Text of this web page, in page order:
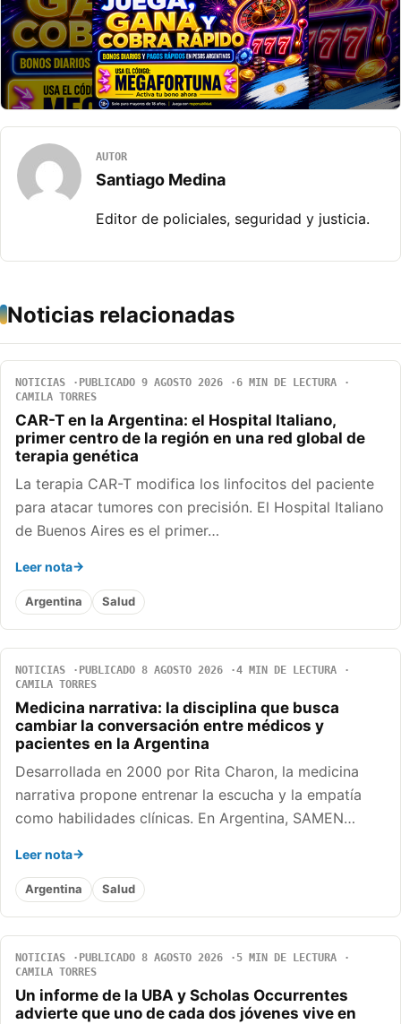
AUTOR
Santiago Medina
Editor de policiales, seguridad y justicia.
Noticias relacionadas
NOTICIAS PUBLICADO 9 AGOSTO 2026
6 MIN DE LECTURA
CAMILA TORRES
CAR-T en la Argentina: el Hospital Italiano,
primer centro de la región en una red global de
terapia genética
La terapia CAR-T modifica los linfocitos del paciente
para atacar tumores con precisión. El Hospital Italiano
de Buenos Aires es el primer…
Leer nota
Argentina Salud
NOTICIAS PUBLICADO 8 AGOSTO 2026
4 MIN DE LECTURA
CAMILA TORRES
Medicina narrativa: la disciplina que busca
cambiar la conversación entre médicos y
pacientes en la Argentina
Desarrollada en 2000 por Rita Charon, la medicina
narrativa propone entrenar la escucha y la empatía
como habilidades clínicas. En Argentina, SAMEN…
Leer nota
Argentina Salud
NOTICIAS PUBLICADO 8 AGOSTO 2026
5 MIN DE LECTURA
CAMILA TORRES
Un informe de la UBA y Scholas Occurrentes
advierte que uno de cada dos jóvenes vive en